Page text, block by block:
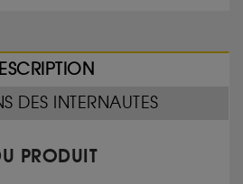
DES INTERNAUTES
PRODUIT